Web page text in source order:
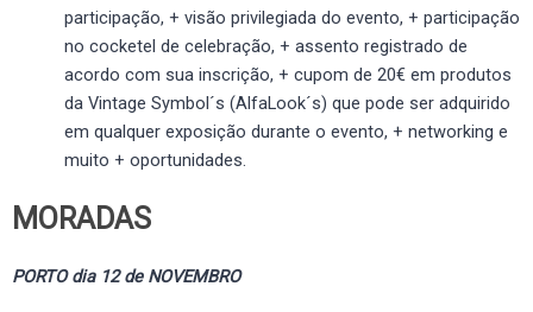
participação, + visão privilegiada do evento, + participação
no cocketel de celebração, + assento registrado de
acordo com sua inscrição, + cupom de 20€ em produtos
da Vintage Symbol´s (AlfaLook´s) que pode ser adquirido
em qualquer exposição durante o evento, + networking e
muito + oportunidades.
MORADAS
PORTO dia 12 de NOVEMBRO